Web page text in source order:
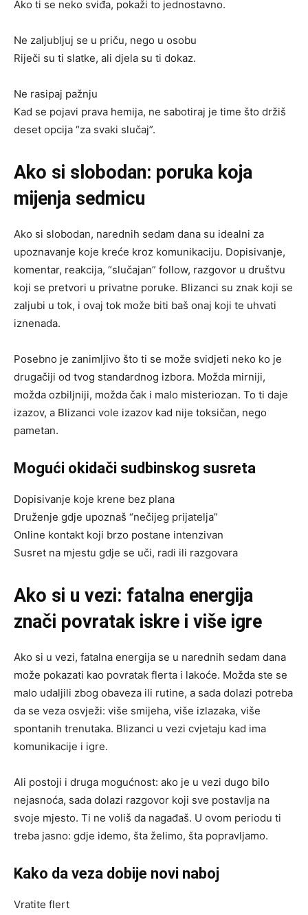
Ako ti se neko sviđa, pokaži to jednostavno.
Ne zaljubljuj se u priču, nego u osobu
Riječi su ti slatke, ali djela su ti dokaz.
Ne rasipaj pažnju
Kad se pojavi prava hemija, ne sabotiraj je time što držiš
deset opcija “za svaki slučaj”.
Ako si slobodan: poruka koja
mijenja sedmicu
Ako si slobodan, narednih sedam dana su idealni za
upoznavanje koje kreće kroz komunikaciju. Dopisivanje,
komentar, reakcija, “slučajan” follow, razgovor u društvu
koji se pretvori u privatne poruke. Blizanci su znak koji se
zaljubi u tok, i ovaj tok može biti baš onaj koji te uhvati
iznenada.
Posebno je zanimljivo što ti se može svidjeti neko ko je
drugačiji od tvog standardnog izbora. Možda mirniji,
možda ozbiljniji, možda čak i malo misteriozan. To ti daje
izazov, a Blizanci vole izazov kad nije toksičan, nego
pametan.
Mogući okidači sudbinskog susreta
Dopisivanje koje krene bez plana
Druženje gdje upoznaš “nečijeg prijatelja”
Online kontakt koji brzo postane intenzivan
Susret na mjestu gdje se uči, radi ili razgovara
Ako si u vezi: fatalna energija
znači povratak iskre i više igre
Ako si u vezi, fatalna energija se u narednih sedam dana
može pokazati kao povratak flerta i lakoće. Možda ste se
malo udaljili zbog obaveza ili rutine, a sada dolazi potreba
da se veza osvježi: više smijeha, više izlazaka, više
spontanih trenutaka. Blizanci u vezi cvjetaju kad ima
komunikacije i igre.
Ali postoji i druga mogućnost: ako je u vezi dugo bilo
nejasnoća, sada dolazi razgovor koji sve postavlja na
svoje mjesto. Ti ne voliš da nagađaš. U ovom periodu ti
treba jasno: gdje idemo, šta želimo, šta popravljamo.
Kako da veza dobije novi naboj
Vratite flert